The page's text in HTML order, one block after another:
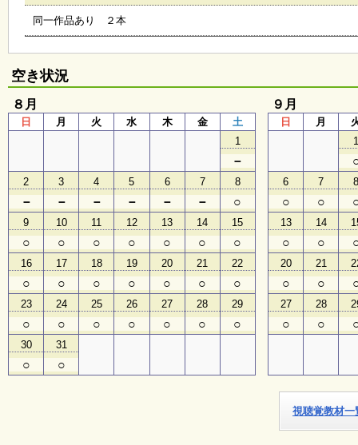
ン
ラ
ン
マ
ガ
ジ
ン
ょ
う
並
木
子
ど
も
向
け
イ
ベ
ン
ト
同一作品あり ２本
空き状況
８月
日 月 火 水 木 金
土
1
－
2
－
3
－
4
－
5
－
6
－
7
－
8
○
9
○
10
○
11
○
12
○
13
○
14
○
15
○
16
○
17
○
18
○
19
○
20
○
21
○
22
○
23
○
24
○
25
○
26
○
27
○
28
○
29
○
30
○
31
○
９月
日 月
6
○
7
○
13
○
14
○
20
○
21
○
27
○
28
○
視聴覚教材一